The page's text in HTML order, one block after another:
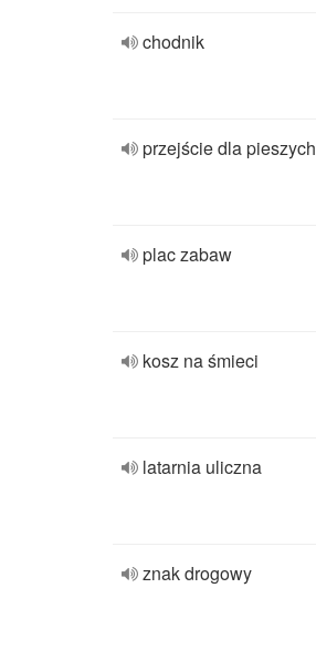
chodnik
przejście dla pieszych
plac zabaw
kosz na śmieci
latarnia uliczna
znak drogowy